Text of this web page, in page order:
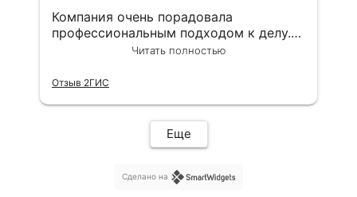
Компания очень порадовала
профессиональным подходом к делу.
Максим большой профессионал,буду
Читать полностью
Отзыв 2ГИС
Еще
Сделано на